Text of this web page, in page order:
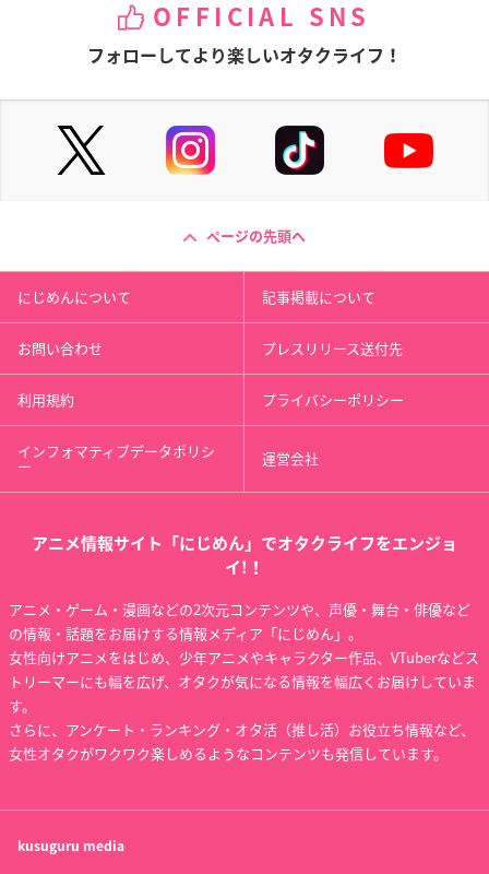
OFFICIAL SNS
フォローしてより楽しいオタクライフ！
ページの先頭へ
にじめんについて 記事掲載について
お問い合わせ プレスリリース送付先
利用規約 プライバシーポリシー
インフォマティブデータポリシ
ー 運営会社
アニメ情報サイト「にじめん」でオタクライフをエンジョ
イ!！
アニメ・ゲーム・漫画などの2次元コンテンツや、声優・舞台・俳優など
の情報・話題をお届けする情報メディア「にじめん」。
女性向けアニメをはじめ、少年アニメやキャラクター作品、VTuberなどス
トリーマーにも幅を広げ、オタクが気になる情報を幅広くお届けしていま
す。
さらに、アンケート・ランキング・オタ活（推し活）お役立ち情報など、
女性オタクがワクワク楽しめるようなコンテンツも発信しています。
kusuguru media